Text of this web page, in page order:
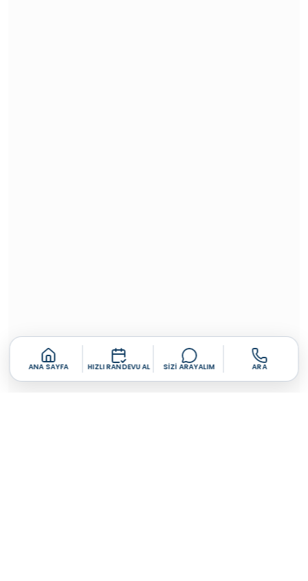
ANA SAYFA HIZLI RANDEVU AL SIZI ARAYALIM ARA